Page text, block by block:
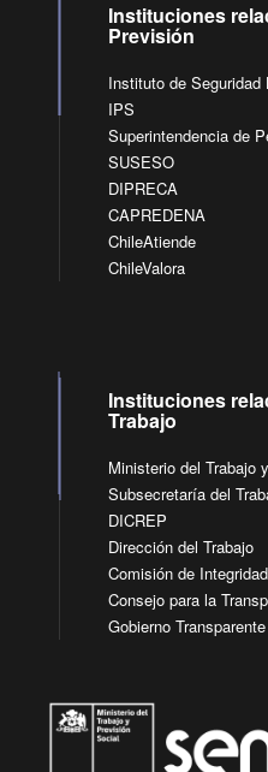
Instituciones
Previsión
Instituto de Seguridad
IPS
Superintendencia de
SUSESO
DIPRECA
CAPREDENA
ChileAtiende
ChileValora
Instituciones
Trabajo
Ministerio del Trabajo
Subsecretaría del
DICREP
Dirección del Trabajo
Comisión de
Consejo para la
Gobierno Transparente